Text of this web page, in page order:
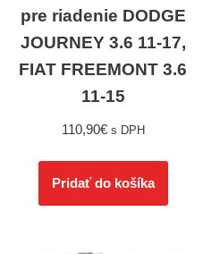
pre riadenie DODGE
JOURNEY 3.6 11-17,
FIAT FREEMONT 3.6
11-15
110,90€ s DPH
Pridať do košíka